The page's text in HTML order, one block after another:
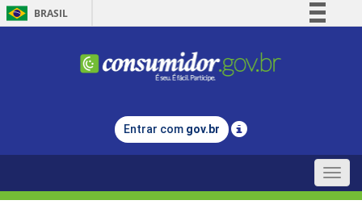
BRASIL
Comunica BR
Legislação
Entrar com gov.br
Toggle